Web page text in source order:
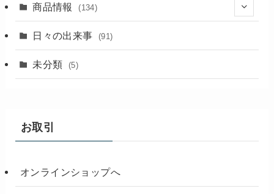
商品情報 (134)
(18)
日々の出来事 (91)
未分類 (5)
お取引
オンラインショップへ